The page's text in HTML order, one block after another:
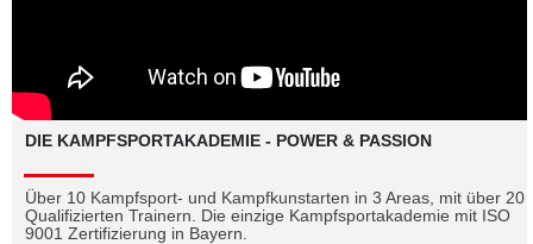
DIE KAMPFSPORTAKADEMIE - POWER & PASSION
Über 10 Kampfsport- und Kampfkunstarten in 3 Areas, mit über 20
Qualifizierten Trainern. Die einzige Kampfsportakademie mit ISO
9001 Zertifizierung in Bayern.